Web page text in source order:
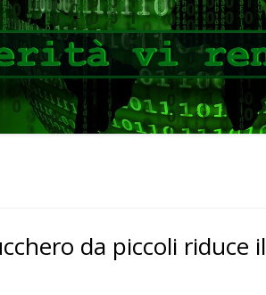
da piccoli riduce il